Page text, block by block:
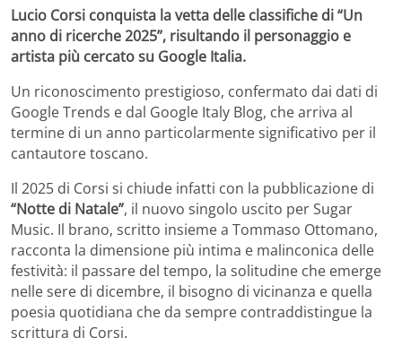
Lucio Corsi conquista la vetta delle classifiche di “Un
anno di ricerche 2025”, risultando il personaggio e
artista più cercato su Google Italia.
Un riconoscimento prestigioso, confermato dai dati di
Google Trends e dal Google Italy Blog, che arriva al
termine di un anno particolarmente significativo per il
cantautore toscano.
Il 2025 di Corsi si chiude infatti con la pubblicazione di
“Notte di Natale”, il nuovo singolo uscito per Sugar
Music. Il brano, scritto insieme a Tommaso Ottomano,
racconta la dimensione più intima e malinconica delle
festività: il passare del tempo, la solitudine che emerge
nelle sere di dicembre, il bisogno di vicinanza e quella
poesia quotidiana che da sempre contraddistingue la
scrittura di Corsi.